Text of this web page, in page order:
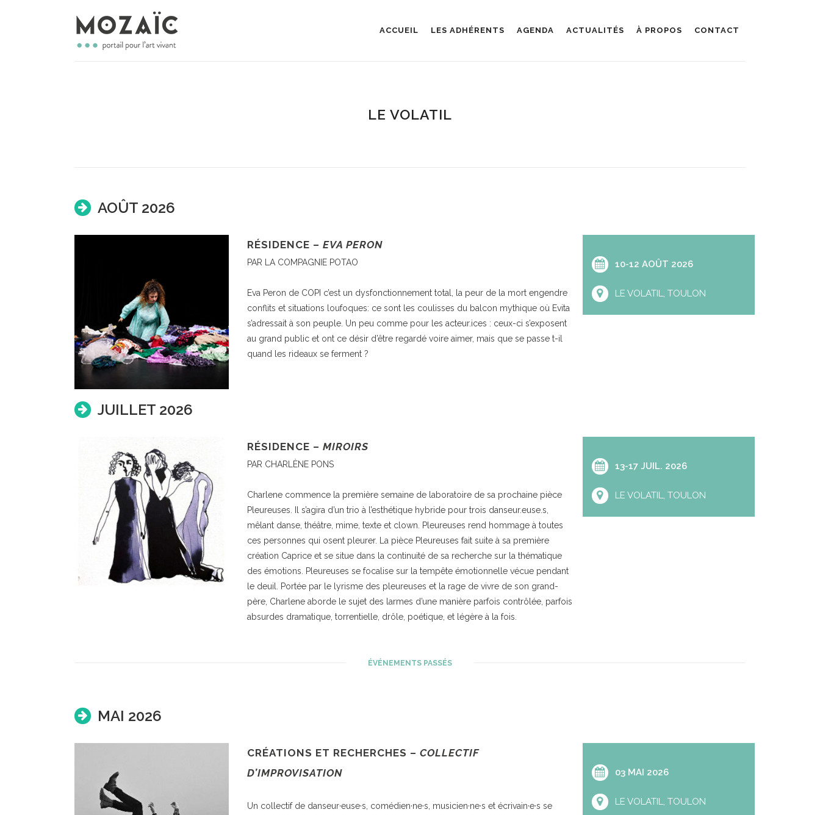
ACCUEIL LES ADHÉRENTS AGENDA ACTUALITÉS À PROPOS CONTACT
LE VOLATIL
AOÛT 2026
RÉSIDENCE – EVA PERON
PAR LA COMPAGNIE POTAO
Eva Peron de COPI c’est un dysfonctionnement total, la peur de la mort engendre
conflits et situations loufoques: ce sont les coulisses du balcon mythique où Evita
s’adressait à son peuple. Un peu comme pour les acteur.ices : ceux-ci s’exposent
au grand public et ont ce désir d’être regardé voire aimer, mais que se passe t-il
quand les rideaux se ferment ?
10-12 AOÛT 2026
LE VOLATIL, TOULON
JUILLET 2026
RÉSIDENCE – MIROIRS
PAR CHARLÈNE PONS
Charlene commence la première semaine de laboratoire de sa prochaine pièce
Pleureuses. Il s’agira d’un trio à l’esthétique hybride pour trois danseur.euse.s,
mêlant danse, théâtre, mime, texte et clown. Pleureuses rend hommage à toutes
ces personnes qui osent pleurer. La pièce Pleureuses fait suite à sa première
création Caprice et se situe dans la continuité de sa recherche sur la thématique
des émotions. Pleureuses se focalise sur la tempête émotionnelle vécue pendant
le deuil. Portée par le lyrisme des pleureuses et la rage de vivre de son grand-
père, Charlene aborde le sujet des larmes d’une manière parfois contrôlée, parfois
absurdes dramatique, torrentielle, drôle, poétique, et légère à la fois.
13-17 JUIL. 2026
LE VOLATIL, TOULON
ÉVÉNEMENTS PASSÉS
MAI 2026
CRÉATIONS ET RECHERCHES – COLLECTIF
D’IMPROVISATION
Un collectif de danseur·euse·s, comédien·ne·s, musicien·ne·s et écrivain·e·s se
03 MAI 2026
LE VOLATIL, TOULON